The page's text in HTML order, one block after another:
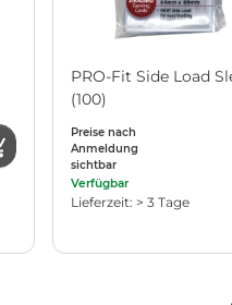
PRO-Fit Side Load
(100)
Preise nach
Anmeldung
sichtbar
Verfügbar
Lieferzeit: > 3 Tage